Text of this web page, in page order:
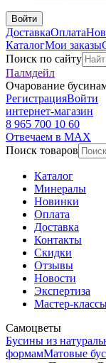
Войти
ДоставкаОплата
КаталогМои заказы
Поиск по сайту
Палмдейл
Очарование
РегистрацияВойти
интернет-магазин
8 965 700 10 60
Отвечаем в MAX
Поиск товаров
Каталог
Минералы
Новинки
Оплата
Доставка
Контакты
Скидки
Отзывы
Новости
Экспертиза
Мастер-
Самоцветы
Бусины из
формамМатовые